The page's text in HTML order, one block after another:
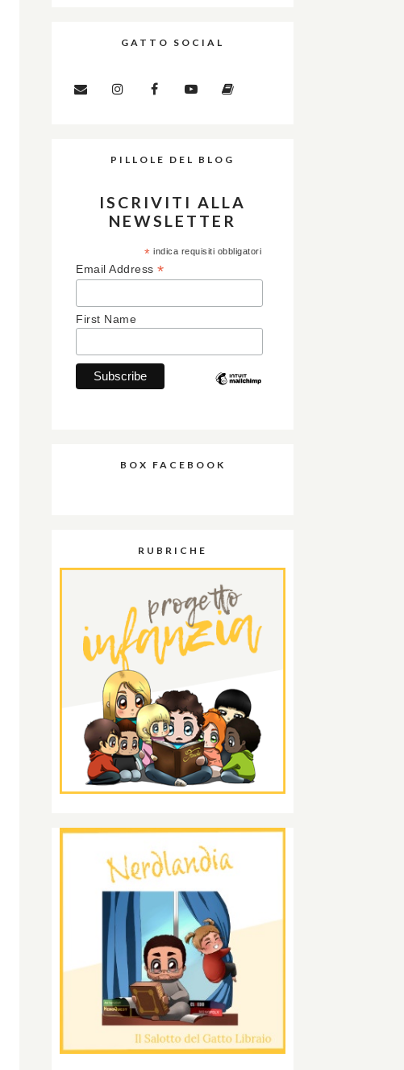
GATTO SOCIAL
PILLOLE DEL BLOG
ISCRIVITI ALLA
NEWSLETTER
* indica requisiti obbligatori
Email Address *
First Name
BOX FACEBOOK
RUBRICHE